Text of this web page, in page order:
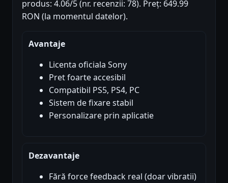
produs: 4.06/5 (nr. recenzii: 78). Preț: 649.99
RON (la momentul datelor).
Avantaje
Licenta oficiala Sony
Pret foarte accesibil
Compatibil PS5, PS4, PC
Sistem de fixare stabil
Personalizare prin aplicatie
Dezavantaje
Fără force feedback real (doar vibratii)